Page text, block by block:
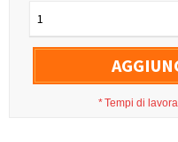
1
*Tempi di